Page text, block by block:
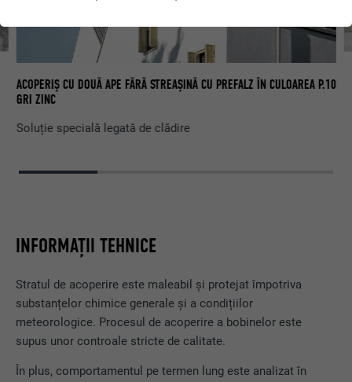
ACOPERIȘ CU DOUĂ APE FĂRĂ STREAȘINĂ CU PREFALZ ÎN CULOAREA P.10
GRI ZINC
Soluție specială legată de clădire
INFORMAȚII TEHNICE
Stratul de acoperire este maleabil și protejat împotriva
substanțelor chimice generale și a condițiilor
meteorologice. Procesul de acoperire a bobinelor este
supus unor controale stricte de calitate.
În plus, comportamentul pe termen lung este analizat în